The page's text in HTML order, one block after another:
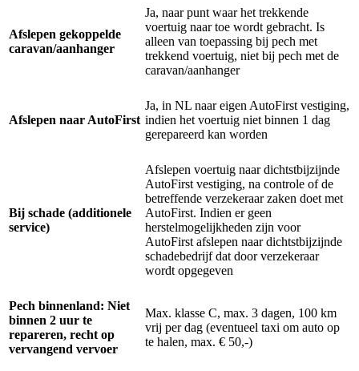
Afslepen gekoppelde
caravan/aanhanger
Ja, naar punt waar het trekkende
voertuig naar toe wordt gebracht. Is
alleen van toepassing bij pech met
trekkend voertuig, niet bij pech met de
caravan/aanhanger
Afslepen naar AutoFirst
Ja, in NL naar eigen AutoFirst vestiging,
indien het voertuig niet binnen 1 dag
gerepareerd kan worden
Bij schade (additionele
service)
Afslepen voertuig naar dichtstbijzijnde
AutoFirst vestiging, na controle of de
betreffende verzekeraar zaken doet met
AutoFirst. Indien er geen
herstelmogelijkheden zijn voor
AutoFirst afslepen naar dichtstbijzijnde
schadebedrijf dat door verzekeraar
wordt opgegeven
Pech binnenland: Niet
binnen 2 uur te
repareren, recht op
vervangend vervoer
Max. klasse C, max. 3 dagen, 100 km
vrij per dag (eventueel taxi om auto op
te halen, max. € 50,-)